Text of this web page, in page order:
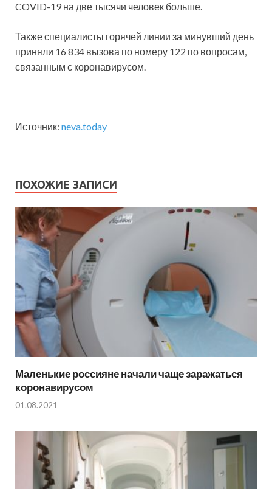
COVID-19 на две тысячи человек больше.
Также специалисты горячей линии за минувший день
приняли 16 834 вызова по номеру 122 по вопросам,
связанным с коронавирусом.
Источник: neva.today
ПОХОЖИЕ ЗАПИСИ
Маленькие россияне начали чаще заражаться
коронавирусом
01.08.2021